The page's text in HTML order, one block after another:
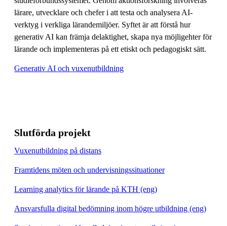
lärare, utvecklare och chefer i att testa och analysera AI-
verktyg i verkliga lärandemiljöer. Syftet är att förstå hur
generativ AI kan främja delaktighet, skapa nya möjligehter för
lärande och implementeras på ett etiskt och pedagogiskt sätt.
Generativ AI och vuxenutbildning
Slutförda projekt
Vuxenutbildning på distans
Framtidens möten och undervisningssituationer
Learning analytics för lärande på KTH (eng)
Ansvarsfulla digital bedömning inom högre utbildning (eng)